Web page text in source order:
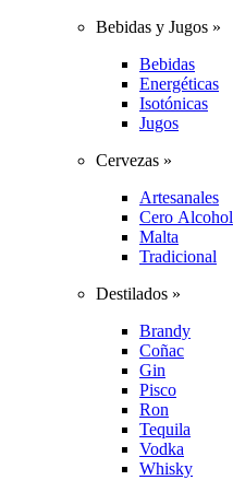
Bebidas y Jugos »
Bebidas
Energéticas
Isotónicas
Jugos
Cervezas »
Artesanales
Cero Alcohol
Malta
Tradicional
Destilados »
Brandy
Coñac
Gin
Pisco
Ron
Tequila
Vodka
Whisky